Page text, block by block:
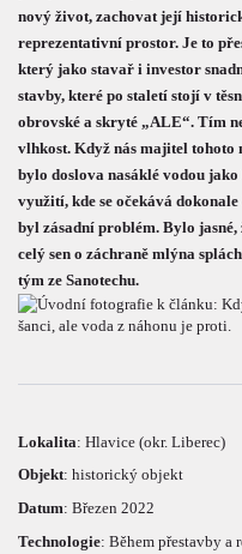
nový život, zachovat její
reprezentativní prostor. Je to
který jako stavař i investor
stavby, které po staletí stojí v
obrovské a skryté „ALE“. Tím
vlhkost. Když nás majitel tohoto
bylo doslova nasáklé vodou
využití, kde se očekává
byl zásadní problém. Bylo
celý sen o záchraně mlýna
tým ze Sanotechu.
Lokalita: Hlavice (okr. Liberec)
Objekt: historický objekt
Datum: Březen 2022
Technologie: Během přestavby a